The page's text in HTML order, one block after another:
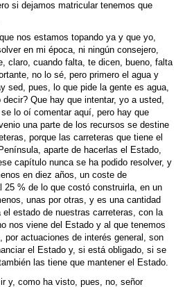
si dejamos matricular tenemos que
nos estamos topando ya y que yo,
en mi época, ni ningún consejero,
claro, cuando falta, te dicen, bueno, falta
no lo sé, pero primero el agua y
sed, pues, lo que pide la gente es agua,
Que hay que intentar, yo a usted,
lo oí comentar aquí, pero hay que
una parte de los recursos se destine
porque las carreteras que tiene el
aparte de hacerlas el Estado,
capítulo nunca se ha podido resolver, y
en diez años, un coste de
25 % de lo que costó construirla, en un
unas por otras, y es una cantidad
estado de nuestras carreteras, con la
nos viene del Estado y al que tenemos
por actuaciones de interés general, son
el Estado y, si está obligado, si se
las tiene que mantener el Estado.
y, como ha visto, pues, no, señor